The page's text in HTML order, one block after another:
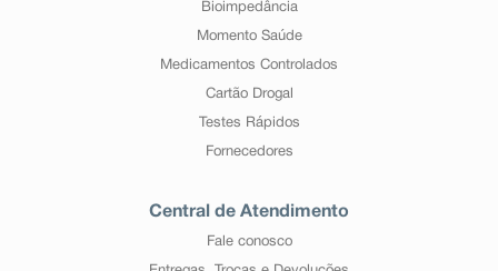
Bioimpedância
Momento Saúde
Medicamentos Controlados
Cartão Drogal
Testes Rápidos
Fornecedores
Central de Atendimento
Fale conosco